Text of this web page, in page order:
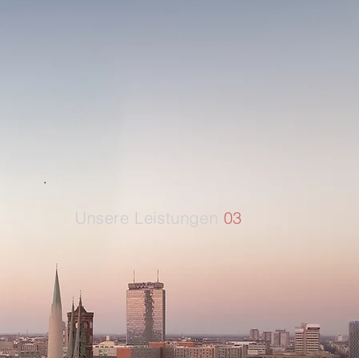
Unsere Leistungen 03
Betriebsprüfungen
Selbstanzeigen
Holding-Strukturen